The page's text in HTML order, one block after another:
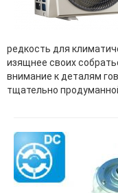
редкость для
изящнее своих
внимание к деталям
тщательно